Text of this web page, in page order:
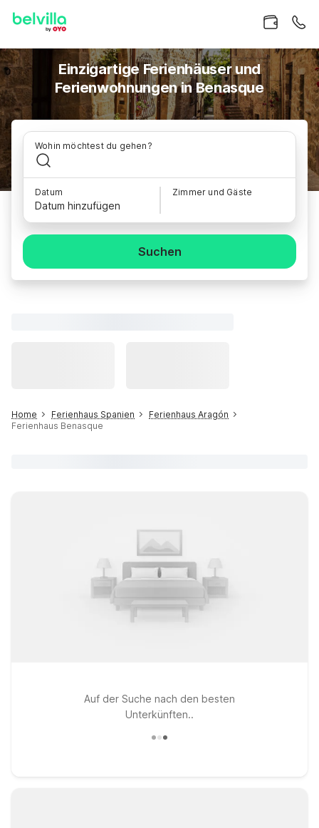
Einzigartige Ferienhäuser und
Ferienwohnungen in Benasque
Wohin möchtest du gehen?
Datum
Datum hinzufügen
Zimmer und Gäste
Suchen
Home Ferienhaus Spanien
Ferienhaus Aragón
Ferienhaus Benasque
Auf der Suche nach den besten
Unterkünften..